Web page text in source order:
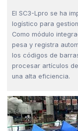
El SC3-Lpro se ha
logístico para
Como módulo
pesa y registra
los códigos de
procesar artículos
una alta eficiencia.